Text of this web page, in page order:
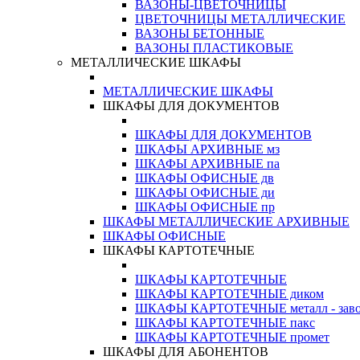
ВАЗОНЫ-ЦВЕТОЧНИЦЫ
ЦВЕТОЧНИЦЫ МЕТАЛЛИЧЕСКИЕ
ВАЗОНЫ БЕТОННЫЕ
ВАЗОНЫ ПЛАСТИКОВЫЕ
МЕТАЛЛИЧЕСКИЕ ШКАФЫ
МЕТАЛЛИЧЕСКИЕ ШКАФЫ
ШКАФЫ ДЛЯ ДОКУМЕНТОВ
ШКАФЫ ДЛЯ ДОКУМЕНТОВ
ШКАФЫ АРХИВНЫЕ мз
ШКАФЫ АРХИВНЫЕ па
ШКАФЫ ОФИСНЫЕ дв
ШКАФЫ ОФИСНЫЕ ди
ШКАФЫ ОФИСНЫЕ пр
ШКАФЫ МЕТАЛЛИЧЕСКИЕ АРХИВНЫЕ
ШКАФЫ ОФИСНЫЕ
ШКАФЫ КАРТОТЕЧНЫЕ
ШКАФЫ КАРТОТЕЧНЫЕ
ШКАФЫ КАРТОТЕЧНЫЕ диком
ШКАФЫ КАРТОТЕЧНЫЕ металл -
ШКАФЫ КАРТОТЕЧНЫЕ пакс
ШКАФЫ КАРТОТЕЧНЫЕ промет
ШКАФЫ ДЛЯ АБОНЕНТОВ